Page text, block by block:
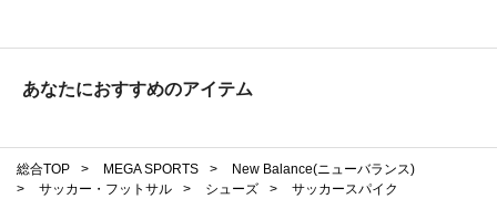
あなたにおすすめのアイテム
総合TOP > MEGA SPORTS >
New Balance(ニューバランス)
>
サッカー・フットサル > シューズ >
サッカースパイク